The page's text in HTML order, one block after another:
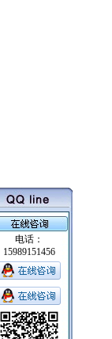
电话：
15989151456